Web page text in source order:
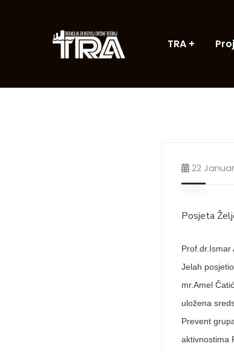
TRA
22
Posjeta
Prof.dr.Ismar
Jelah
mr.Amel
uložena
Prevent
aktivnostima